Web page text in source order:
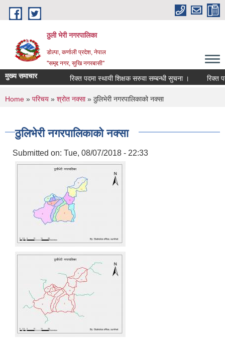
Skip to main content
ठुली भेरी नगरपालिका
डाेल्पा, कर्णाली प्रदेश, नेपाल
''समृद्द नगर, सुखि नगरबासी''
मुख्य समाचार रिक्त पदमा स्थायी शिक्षक सरुवा सम्बन्धी सुचना । रिक्त
You are here
Home » परिचय » श्रोत नक्सा» ठुलिभेरी नगरपालिकाको नक्सा
ठुलिभेरी नगरपालिकाको नक्सा
Submitted on: Tue, 08/07/2018 - 22:33